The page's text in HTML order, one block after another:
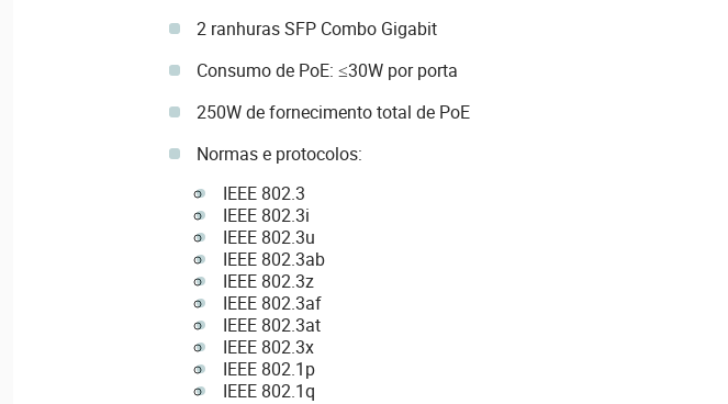
2 ranhuras SFP Combo Gigabit
Consumo de PoE: ≤30W por porta
250W de fornecimento total de PoE
Normas e protocolos:
IEEE 802.3
IEEE 802.3i
IEEE 802.3u
IEEE 802.3ab
IEEE 802.3z
IEEE 802.3af
IEEE 802.3at
IEEE 802.3x
IEEE 802.1p
IEEE 802.1q